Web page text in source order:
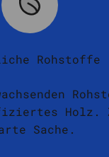
Rohstoffe
Holz.
Sache.